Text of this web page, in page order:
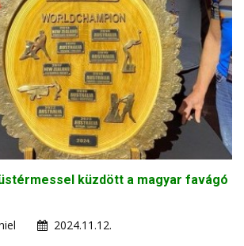
küzdött a magyar favágó
2024.11.12.